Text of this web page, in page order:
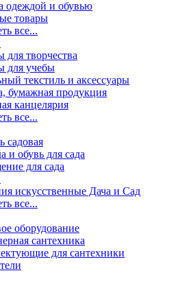
одеждой и обувью
товары
все...
для творчества
для учебы
текстиль и аксессуары
бумажная продукция
канцелярия
все...
садовая
и обувь для сада
для сада
искусственные Дача и Сад
все...
оборудование
сантехника
для сантехники